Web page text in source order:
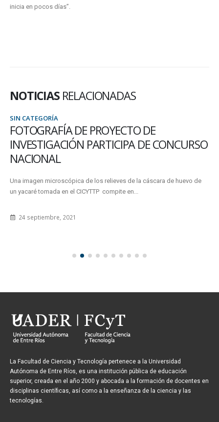
inicia en pocos días”.
NOTICIAS RELACIONADAS
SIN CATEGORÍA
FOTOGRAFÍA DE PROYECTO DE
INVESTIGACIÓN PARTICIPA DE CONCURSO
NACIONAL
Una imagen microscópica de los relieves de la cáscara de huevo de
un yacaré tomada en el CICYTTP compite en...
24 septiembre, 2021
La Facultad de Ciencia y Tecnología pertenece a la Universidad
Autónoma de Entre Ríos, es una institución pública de educación
superior, creada en el año 2000 y abocada a la formación de docentes en
disciplinas científicas, así como a la enseñanza de la ciencia y las
tecnologías.